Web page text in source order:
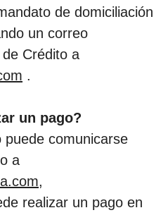
de domiciliación
un correo
Crédito a
.
un pago?
puede comunicarse
a
,
realizar un pago en